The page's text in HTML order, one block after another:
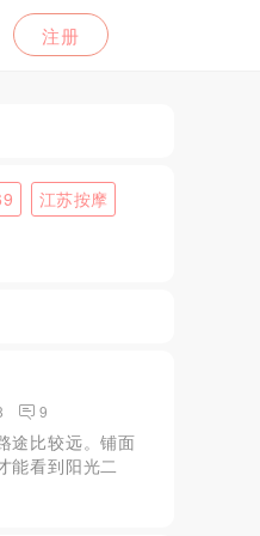
注册
江苏按摩
9
途比较远。铺面
能看到阳光二
觉没有营业。
后有柜子，自助